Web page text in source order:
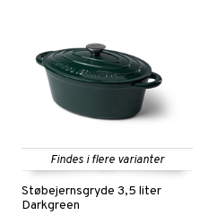
Findes i flere varianter
Støbejernsgryde 3,5 liter
Darkgreen